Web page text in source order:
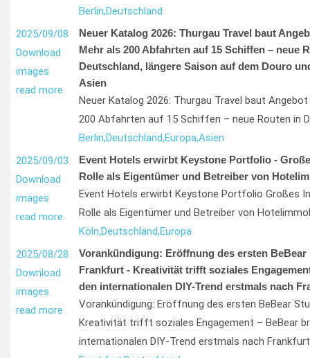
Berlin,Deutschland
2025/09/08
Download
images
read more
Neuer Katalog 2026: Thurgau Travel baut
Mehr als 200 Abfahrten auf 15 Schiffen – neue
Deutschland, längere Saison auf dem Douro
Asien
Neuer Katalog 2026: Thurgau Travel baut
200 Abfahrten auf 15 Schiffen – neue Routen in
Berlin,Deutschland,Europa,Asien
2025/09/03
Download
images
read more
Event Hotels erwirbt Keystone Portfolio -
Rolle als Eigentümer und Betreiber von
Event Hotels erwirbt Keystone Portfolio Großes
Rolle als Eigentümer und Betreiber von
Köln,Deutschland,Europa
2025/08/28
Download
images
read more
Vorankündigung: Eröffnung des ersten BeBear
Frankfurt - Kreativität trifft soziales
den internationalen DIY-Trend erstmals nach
Vorankündigung: Eröffnung des ersten BeBear
Kreativität trifft soziales Engagement – BeBear
internationalen DIY-Trend erstmals nach Frankfurt